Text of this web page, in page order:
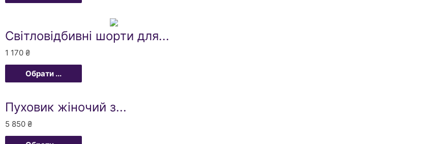
Світловідбивні шорти для...
1 170 ₴
Обрати ...
Пуховик жіночий з...
5 850 ₴